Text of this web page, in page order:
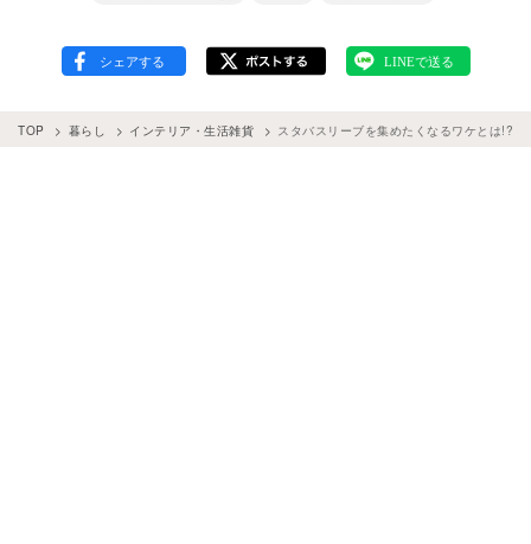
TOP 暮らし インテリア・生活雑貨 スタバスリーブを集めたくなるワケとは!?